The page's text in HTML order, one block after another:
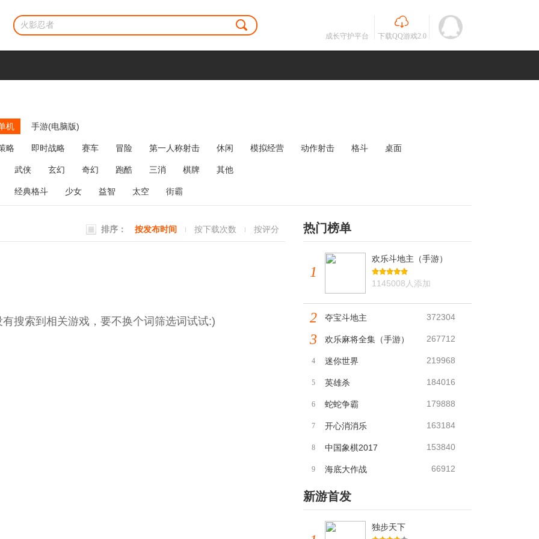
成长守护平台 下载QQ游戏2.0
机 手游(电脑版)
略 即时战略 赛车 冒险 第一人称射击 休闲 模拟经营 动作射击 格斗
桌面
牌类
麻将 网络游戏 弹幕射击 策略塔防
武侠 玄幻 奇幻 跑酷 三消 棋牌 其他
经典格斗 少女 益智 太空 街霸
排序： 按发布时间 按下载次数 按评分
搜索到相关游戏，要不换个词筛选词试试:)
热门榜单
1
欢乐斗地主（手游）
1145008人添加
2 夺宝斗地主 372304
3 欢乐麻将全集（手游） 267712
4 迷你世界 219968
5 英雄杀 184016
6 蛇蛇争霸 179888
7 开心消消乐 163184
8 中国象棋2017 153840
9 海底大作战 66912
新游首发
独步天下